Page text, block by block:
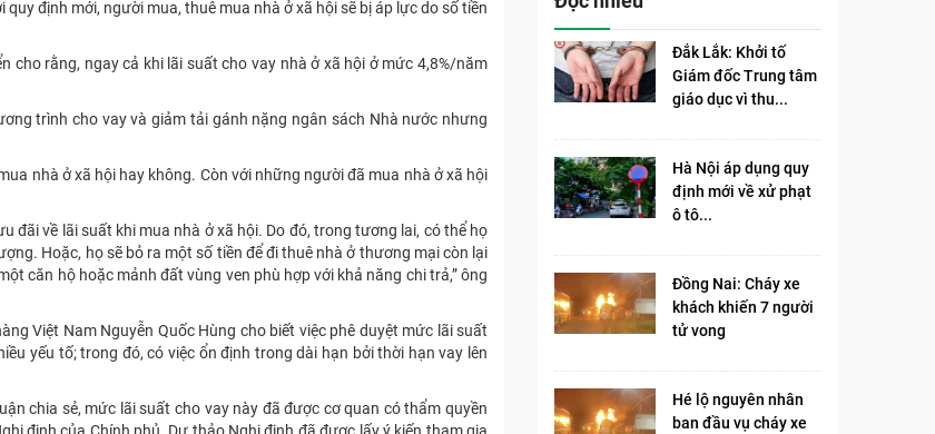
định mới, người mua, thuê mua nhà ở xã hội sẽ bị áp lực do số tiền
cho rằng, ngay cả khi lãi suất cho vay nhà ở xã hội ở mức 4,8%/năm
trình cho vay và giảm tải gánh nặng ngân sách Nhà nước nhưng
nhà ở xã hội hay không. Còn với những người đã mua nhà ở xã hội
đãi về lãi suất khi mua nhà ở xã hội. Do đó, trong tương lai, có thể họ
Hoặc, họ sẽ bỏ ra một số tiền để đi thuê nhà ở thương mại còn lại
căn hộ hoặc mảnh đất vùng ven phù hợp với khả năng chi trả,” ông
Việt Nam Nguyễn Quốc Hùng cho biết việc phê duyệt mức lãi suất
yếu tố; trong đó, có việc ổn định trong dài hạn bởi thời hạn vay lên
chia sẻ, mức lãi suất cho vay này đã được cơ quan có thẩm quyền
định của Chính phủ. Dự thảo Nghị định đã được lấy ý kiến tham gia
Đắk Lắk: Khởi tố
Giám đốc Trung tâm
giáo dục vì thu...
Hà Nội áp dụng quy
định mới về xử phạt
ô tô...
Đồng Nai: Cháy xe
khách khiến 7 người
tử vong​
Hé lộ nguyên nhân
ban đầu vụ cháy xe